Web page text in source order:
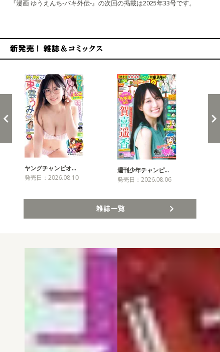
『漫画 ゆうえんち-バキ外伝-』の次回の掲載は2025年33号です。
ヤングチャンピオ…
発売日：2026.08.10
週刊少年チャンピ…
発売日：2026.08.06